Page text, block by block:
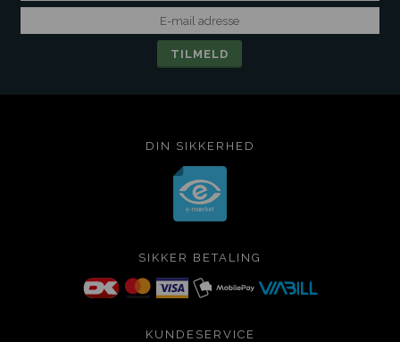
DIN SIKKERHED
SIKKER BETALING
KUNDESERVICE